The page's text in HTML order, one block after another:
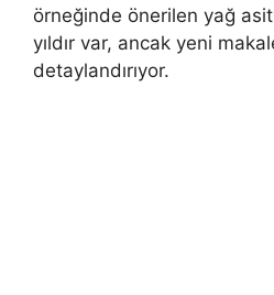
örneğinde önerilen yağ
yıldır var, ancak yeni
detaylandırıyor.